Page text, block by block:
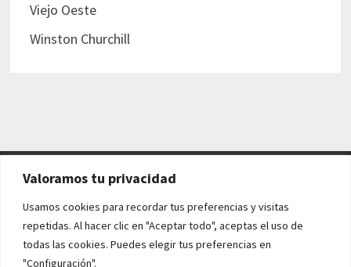
Valoramos tu privacidad
Usamos cookies para recordar tus preferencias y visitas
repetidas. Al hacer clic en "Aceptar todo", aceptas el uso de
todas las cookies. Puedes elegir tus preferencias en
"Configuración".
Viejo Oeste
Winston Churchill
AVISO LEGAL Y POLÍTICAS
Aviso legal